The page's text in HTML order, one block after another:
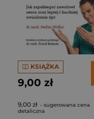
KSIĄŻKA
9,00 zł
9,00 zł - sugerowana cena
detaliczna